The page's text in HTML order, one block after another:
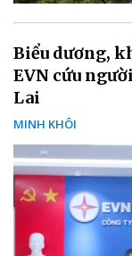
Biểu dương,
EVN cứu
Lai
MINH KHÔI